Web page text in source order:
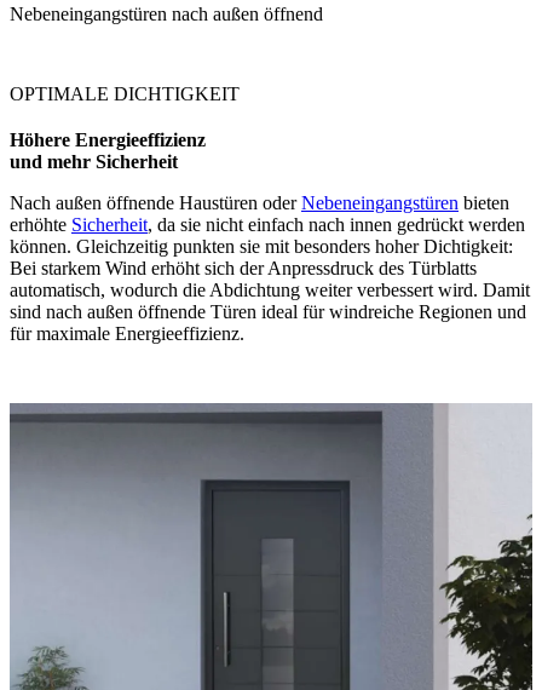
Nebeneingangstüren nach außen öffnend
OPTIMALE DICHTIGKEIT
Höhere Energieeffizienz
und mehr Sicherheit
Nach außen öffnende Haustüren oderNebeneingangstüren bieten
erhöhte Sicherheit, da sie nicht einfach nach innen gedrückt werden
können. Gleichzeitig punkten sie mit besonders hoher Dichtigkeit:
Bei starkem Wind erhöht sich der Anpressdruck des Türblatts
automatisch, wodurch die Abdichtung weiter verbessert wird. Damit
sind nach außen öffnende Türen ideal für windreiche Regionen und
für maximale Energieeffizienz.